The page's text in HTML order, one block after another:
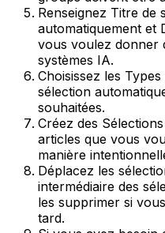
Renseignez Titre de
automatiquement et
vous voulez donner
systèmes IA.
Choisissez les
sélection
souhaitées.
Créez des Sélections
articles que vous
manière
Déplacez les
intermédiaire des
les supprimer si
tard.